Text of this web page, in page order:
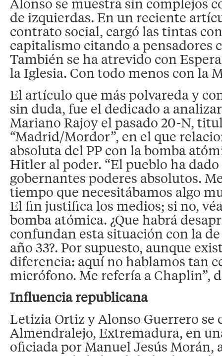
Alonso se muestra sin complejos
de izquierdas. En un reciente
contrato social, cargó las tintas
capitalismo citando a pensadores
También se ha atrevido con
la Iglesia. Con todo menos con la
El artículo que más polvareda y
sin duda, fue el dedicado a
Mariano Rajoy el pasado 20-N,
“Madrid/Mordor”, en el que
absoluta del PP con la bomba
Hitler al poder. “El pueblo ha
gobernantes poderes absolutos.
tiempo que necesitábamos algo
El fin justifica los medios; si no,
bomba atómica. ¿Que habrá
confundan esta situación con la
año 33?. Por supuesto, aunque
diferencia: aquí no hablamos tan
micrófono. Me refería a Chaplin”,
Influencia republicana
Letizia Ortiz y Alonso Guerrero se
Almendralejo, Extremadura, en
oficiada por Manuel Jesús Morán,